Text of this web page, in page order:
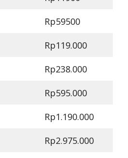
Rp59500
Rp119.000
Rp238.000
Rp595.000
Rp1.190.000
Rp2.975.000